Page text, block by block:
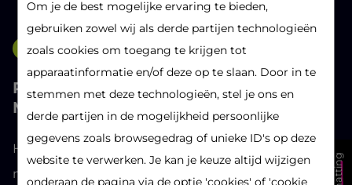
Om je de best mogelijke ervaring te bieden,
gebruiken zowel wij als derde partijen technologieën
zoals cookies om toegang te krijgen tot
apparaatinformatie en/of deze op te slaan. Door in te
stemmen met deze technologieën, stel je ons en
derde partijen in de mogelijkheid persoonlijke
gegevens zoals browsegedrag of unieke ID's op deze
website te verwerken. Je kan je keuze altijd wijzigen
onderaan de pagina via de optie 'cookies' of 'cookie
Project in de kijker
Project in de kijker: Brouwersloft te
Mortsel
Het project Brouwersloft werd op woensdag 20
november 2019 officieel voorgesteld aan het grote